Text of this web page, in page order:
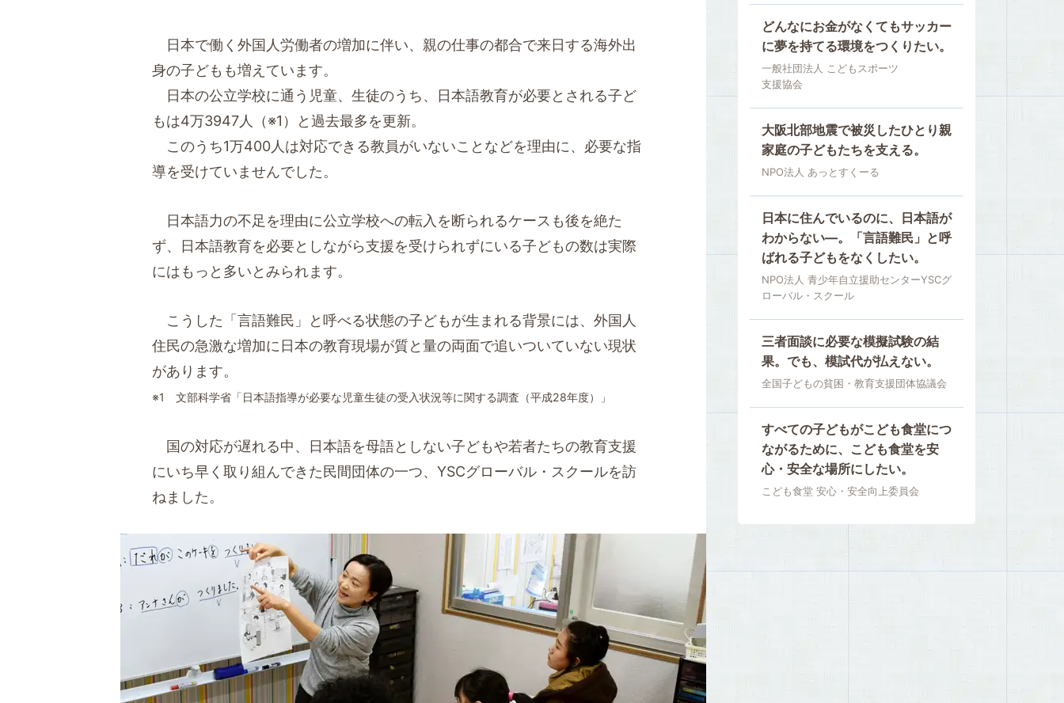
日本で働く外国人労働者の増加に伴い、親の仕事の都合で来日する海外出
身の子どもも増えています。
日本の公立学校に通う児童、生徒のうち、日本語教育が必要とされる子ど
もは4万3947人（※1）と過去最多を更新。
このうち1万400人は対応できる教員がいないことなどを理由に、必要な指
導を受けていませんでした。
日本語力の不足を理由に公立学校への転入を断られるケースも後を絶た
ず、日本語教育を必要としながら支援を受けられずにいる子どもの数は実際
にはもっと多いとみられます。
こうした「言語難民」と呼べる状態の子どもが生まれる背景には、外国人
住民の急激な増加に日本の教育現場が質と量の両面で追いついていない現状
があります。
※1 文部科学省「日本語指導が必要な児童生徒の受入状況等に関する調査（平成28年度）」
国の対応が遅れる中、日本語を母語としない子どもや若者たちの教育支援
にいち早く取り組んできた民間団体の一つ、YSCグローバル・スクールを訪
ねました。
どんなにお金がなくてもサッカー
に夢を持てる環境をつくりたい。
一般社団法人 こどもスポーツ
支援協会
大阪北部地震で被災したひとり親
家庭の子どもたちを支える。
NPO法人 あっとすくーる
日本に住んでいるのに、日本語が
わからない―。「言語難民」と呼
ばれる子どもをなくしたい。
NPO法人 青少年自立援助センターYSCグ
ローバル・スクール
三者面談に必要な模擬試験の結
果。でも、模試代が払えない。
全国子どもの貧困・教育支援団体協議会
すべての子どもがこども食堂につ
ながるために、こども食堂を安
心・安全な場所にしたい。
こども食堂 安心・安全向上委員会